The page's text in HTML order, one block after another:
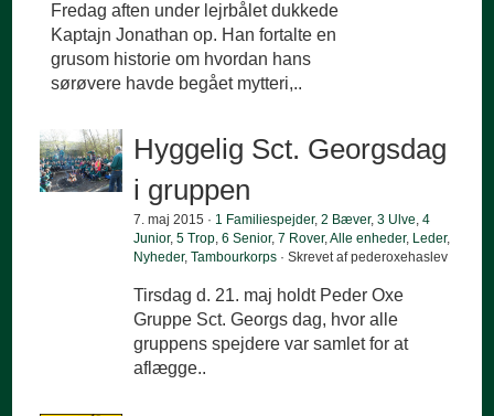
Fredag aften under lejrbålet dukkede
Kaptajn Jonathan op. Han fortalte en
grusom historie om hvordan hans
sørøvere havde begået mytteri,..
Hyggelig Sct. Georgsdag
i gruppen
7. maj 2015 · 1 Familiespejder,2 Bæver,3 Ulve,4
Junior,5 Trop,6 Senior,7 Rover,Alle enheder, Leder,
Nyheder,Tambourkorps · Skrevet af pederoxehaslev
Tirsdag d. 21. maj holdt Peder Oxe
Gruppe Sct. Georgs dag, hvor alle
gruppens spejdere var samlet for at
aflægge..